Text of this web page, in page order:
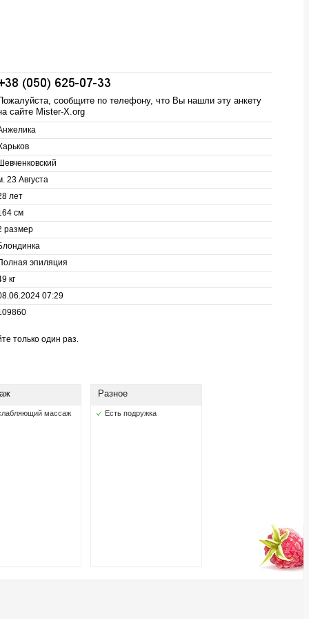
сообщите по телефону, что Вы нашли эту анкету
сайте Mister-X.org
23 Августа
лет
см
размер
эпиляция
кг
07:29
только один раз.
массаж
Разное
Есть подружка